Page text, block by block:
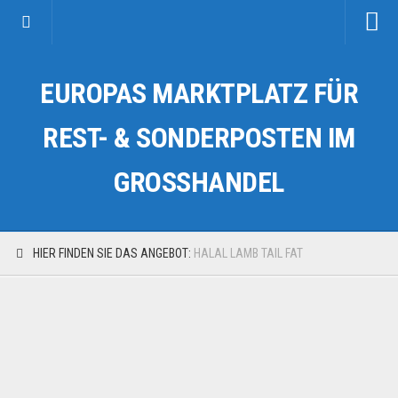
Kategorien
Auto & Motorrad
Fahrzeuge & Transport
EUROPAS MARKTPLATZ FÜR
REST- & SONDERPOSTEN IM
GROSSHANDEL
HIER FINDEN SIE DAS ANGEBOT: HALAL LAMB TAIL FAT